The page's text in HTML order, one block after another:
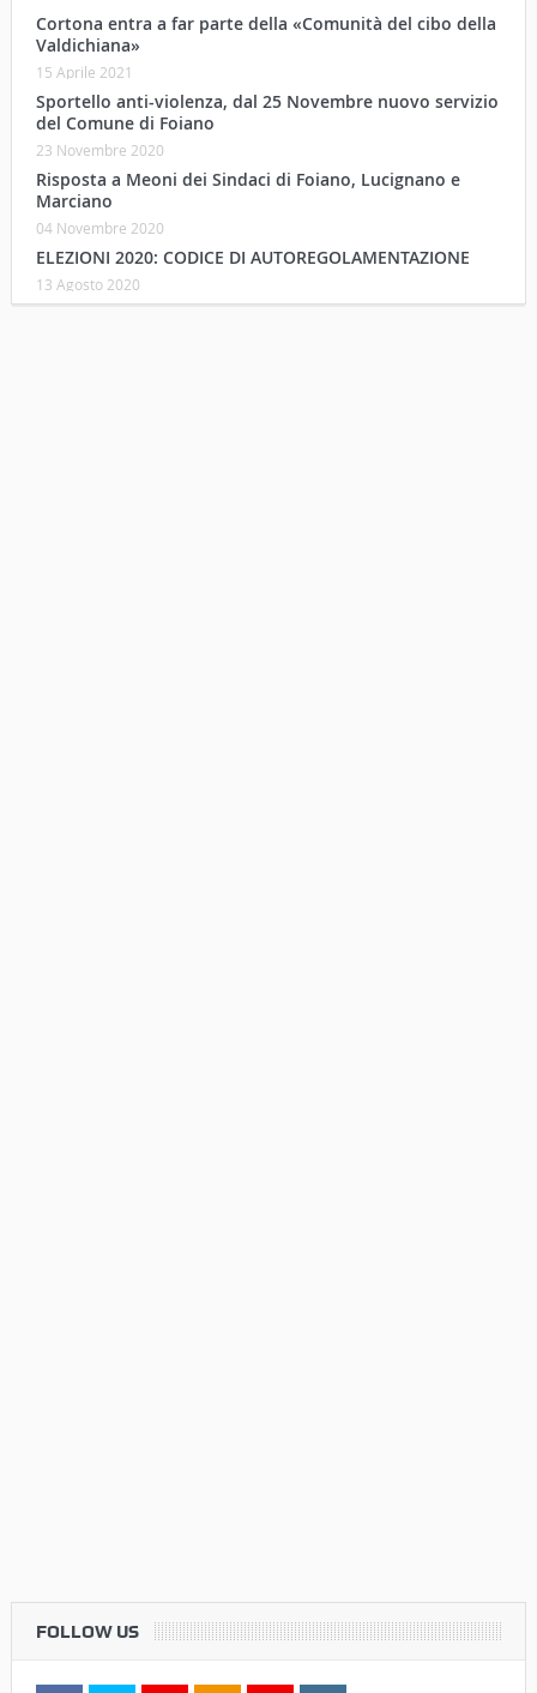
Cortona entra a far parte della «Comunità del cibo della
Valdichiana»
15 Aprile 2021
Sportello anti-violenza, dal 25 Novembre nuovo servizio
del Comune di Foiano
23 Novembre 2020
Risposta a Meoni dei Sindaci di Foiano, Lucignano e
Marciano
04 Novembre 2020
ELEZIONI 2020: CODICE DI AUTOREGOLAMENTAZIONE
13 Agosto 2020
FOLLOW US